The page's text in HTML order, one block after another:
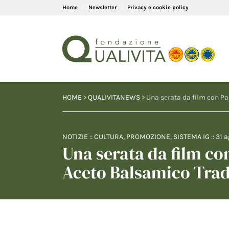
Home Newsletter Privacy e cookie policy
HOME >QUALIVITANEWS > Una serata da film con
NOTIZIE ::CULTURA, PROMOZIONE, SISTEMA IG ::31
Una serata da film
Aceto Balsamico